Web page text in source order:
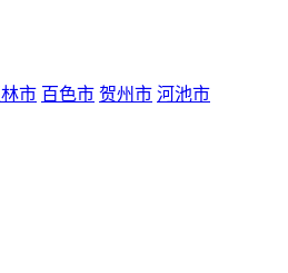
市 百色市 贺州市 河池市